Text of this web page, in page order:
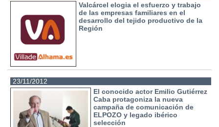
Valcárcel elogia el esfuerzo y trabajo
de las empresas familiares en el
desarrollo del tejido productivo de la
Región
23/11/2012
El conocido actor Emilio Gutiérrez
Caba protagoniza la nueva
campaña de comunicación de
ELPOZO y legado ibérico
selección